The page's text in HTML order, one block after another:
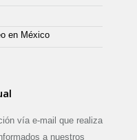
en México
vía e-mail que realiza
a nuestros